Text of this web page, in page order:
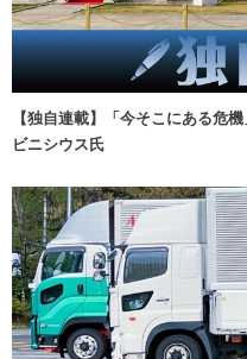
【独自連載】「今そこにある危
ビニシウス氏